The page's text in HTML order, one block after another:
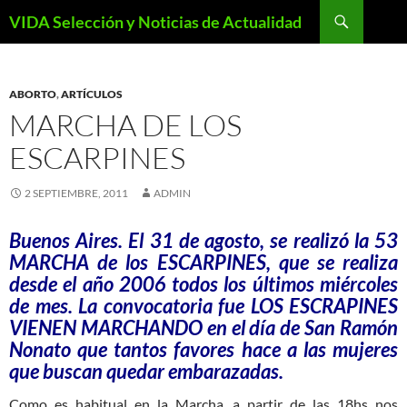
VIDA Selección y Noticias de Actualidad
ABORTO,ARTÍCULOS
MARCHA DE LOS
ESCARPINES
2 SEPTIEMBRE, 2011 ADMIN
Buenos Aires. El 31 de agosto, se realizó la 53
MARCHA de los ESCARPINES, que se realiza
desde el año 2006 todos los últimos miércoles
de mes. La convocatoria fue LOS ESCRAPINES
VIENEN MARCHANDO en el día de San Ramón
Nonato que tantos favores hace a las mujeres
que buscan quedar embarazadas.